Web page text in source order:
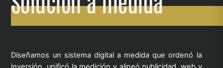
Diseñamos un sistema digital a medida que ordenó la